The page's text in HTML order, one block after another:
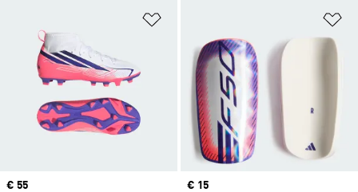
Precio
€ 55
Precio
€ 15